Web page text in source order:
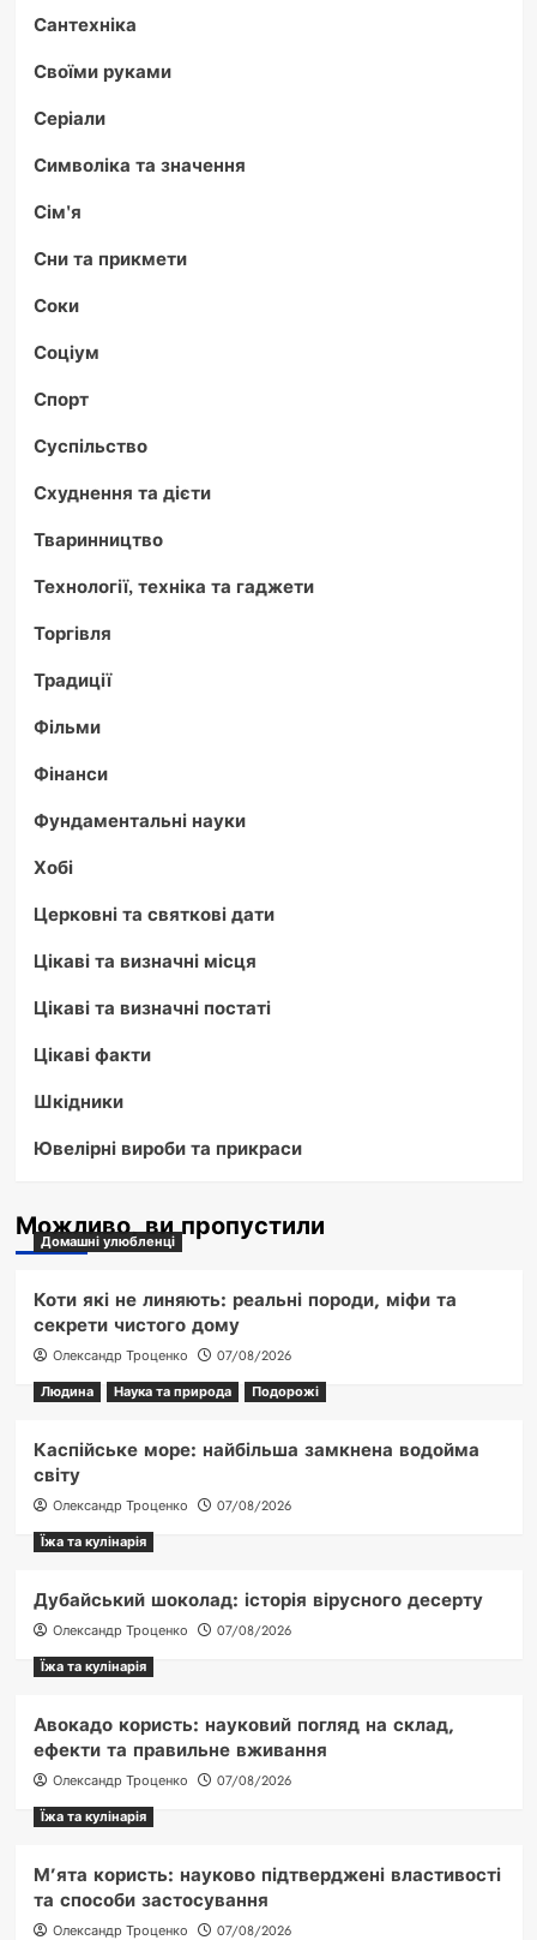
Сантехніка
Своїми руками
Серіали
Символіка та значення
Сім'я
Сни та прикмети
Соки
Соціум
Спорт
Суспільство
Схуднення та дієти
Тваринництво
Технології, техніка та гаджети
Торгівля
Традиції
Фільми
Фінанси
Фундаментальні науки
Хобі
Церковні та святкові дати
Цікаві та визначні місця
Цікаві та визначні постаті
Цікаві факти
Шкідники
Ювелірні вироби та прикраси
Можливо, ви пропустили
Домашні улюбленці
Коти які не линяють: реальні породи, міфи та
секрети чистого дому
Олександр Троценко
07/08/2026
Людина
Наука та природа Подорожі
Каспійське море: найбільша замкнена водойма
світу
Олександр Троценко
07/08/2026
Їжа та кулінарія
Дубайський шоколад: історія вірусного десерту
Олександр Троценко
07/08/2026
Їжа та кулінарія
Авокадо користь: науковий погляд на склад,
ефекти та правильне вживання
Олександр Троценко
07/08/2026
Їжа та кулінарія
М’ята користь: науково підтверджені властивості
та способи застосування
Олександр Троценко 07/08/2026